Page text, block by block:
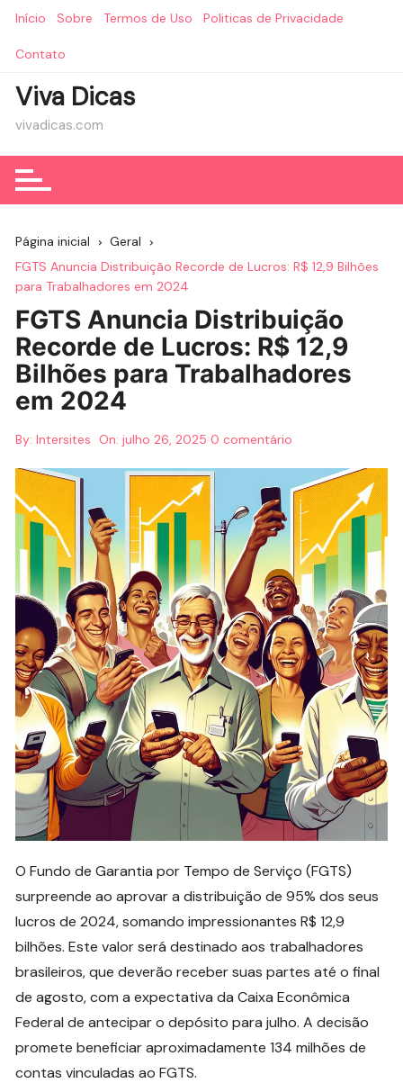
Início Sobre Termos de Uso Politicas de Privacidade
Contato
Viva Dicas
vivadicas.com
Página inicial
Geral
FGTS Anuncia Distribuição Recorde de Lucros: R$ 12,9 Bilhões
para Trabalhadores em 2024
FGTS Anuncia Distribuição
Recorde de Lucros: R$ 12,9
Bilhões para Trabalhadores
em 2024
By: Intersites On:julho 26, 2025 0 comentário
O Fundo de Garantia por Tempo de Serviço (FGTS)
surpreende ao aprovar a distribuição de 95% dos seus
lucros de 2024, somando impressionantes R$ 12,9
bilhões. Este valor será destinado aos trabalhadores
brasileiros, que deverão receber suas partes até o final
de agosto, com a expectativa da Caixa Econômica
Federal de antecipar o depósito para julho. A decisão
promete beneficiar aproximadamente 134 milhões de
contas vinculadas ao FGTS.